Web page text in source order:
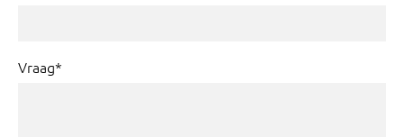
Vraag*